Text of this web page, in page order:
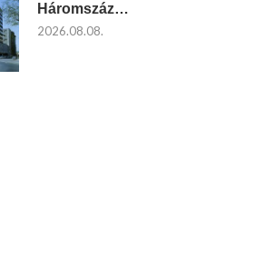
Háromszáz…
2026.08.08.